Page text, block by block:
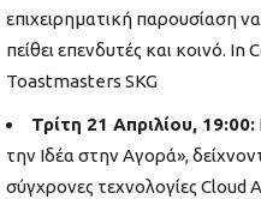
επιχειρηματική παρουσίαση
πείθει επενδυτές και κοινό.
Toastmasters SKG
Τρίτη 21 Απριλίου, 19:00:
την Ιδέα στην Αγορά»,
σύγχρονες τεχνολογίες Cloud